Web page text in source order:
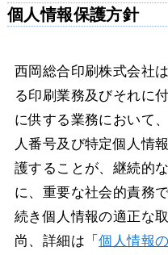
個人情報保護方針
西岡総合印刷株式会社
る印刷業務及びそれに
に供する業務において
人番号及び特定個人情
護することが、継続的
に、重要な社会的責務
続き個人情報の適正な
尚、詳細は「個人情報